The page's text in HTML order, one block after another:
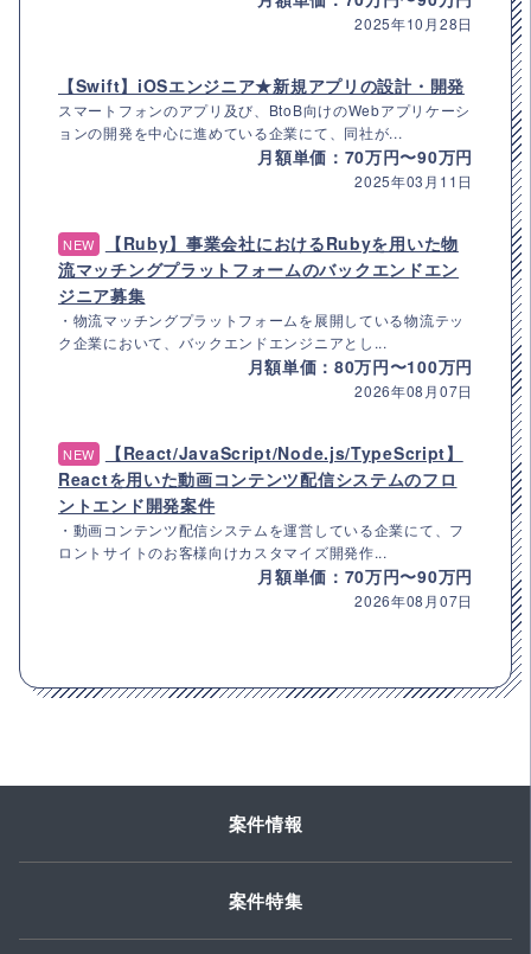
2025年10月28日
【Swift】iOSエンジニア★新規アプリの設計・開発
スマートフォンのアプリ及び、BtoB向けのWebアプリケーシ
ョンの開発を中心に進めている企業にて、同社が...
月額単価：70万円〜90万円
2025年03月11日
NEW
【Ruby】事業会社におけるRubyを用いた物
流マッチングプラットフォームのバックエンドエン
ジニア募集
・物流マッチングプラットフォームを展開している物流テッ
ク企業において、バックエンドエンジニアとし...
月額単価：80万円〜100万円
2026年08月07日
NEW
【React/JavaScript/Node.js/TypeScript】
Reactを用いた動画コンテンツ配信システムのフロ
ントエンド開発案件
・動画コンテンツ配信システムを運営している企業にて、フ
ロントサイトのお客様向けカスタマイズ開発作...
月額単価：70万円〜90万円
2026年08月07日
案件情報
案件特集